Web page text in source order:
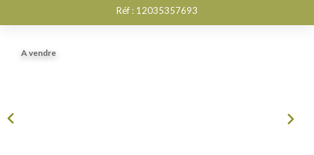
Réf : 12035357693
A vendre